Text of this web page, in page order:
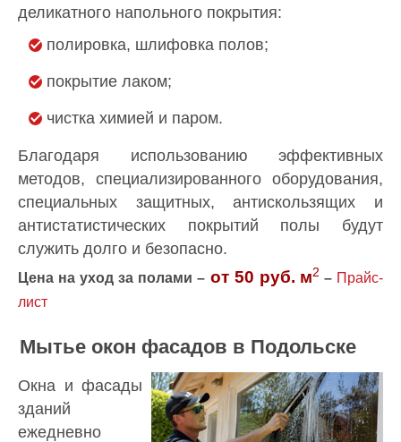
деликатного напольного покрытия:
полировка, шлифовка полов;
покрытие лаком;
чистка химией и паром.
Благодаря использованию эффективных
методов, специализированного оборудования,
специальных защитных, антискользящих и
антистатистических покрытий полы будут
служить долго и безопасно.
Цена на уход за полами – от 50 руб. м2 – Прайс-
лист
Мытье окон фасадов в Подольске
Окна и фасады
зданий
ежедневно